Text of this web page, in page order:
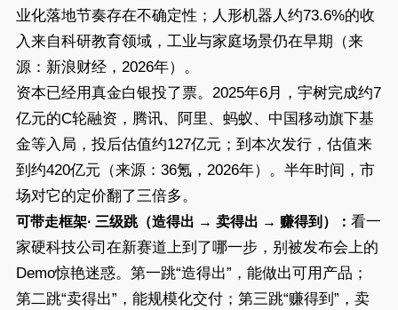
业化落地节奏存在不确定性；人形机器人约73.6%的收
入来自科研教育领域，工业与家庭场景仍在早期（来
源：新浪财经，2026年）。
资本已经用真金白银投了票。2025年6月，宇树完成约7
亿元的C轮融资，腾讯、阿里、蚂蚁、中国移动旗下基
金等入局，投后估值约127亿元；到本次发行，估值来
到约420亿元（来源：36氪，2026年）。半年时间，市
场对它的定价翻了三倍多。
可带走框架· 三级跳（造得出 → 卖得出 → 赚得到）： 看一
家硬科技公司在新赛道上到了哪一步，别被发布会上的
Demo惊艳迷惑。第一跳“造得出”，能做出可用产品；
第二跳“卖得出”，能规模化交付；第三跳“赚得到”，卖